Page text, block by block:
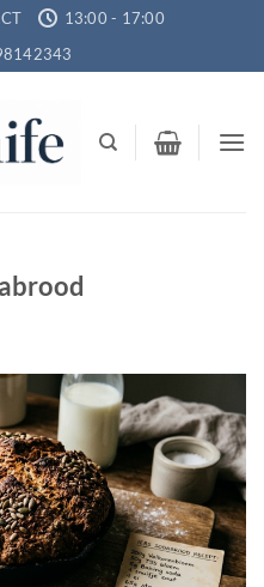
13:00 - 17:00